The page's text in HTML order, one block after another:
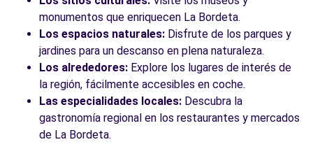
monumentos que enriquecen La Bordeta.
Los espacios naturales: Disfrute de los parques y
jardines para un descanso en plena naturaleza.
Los alrededores: Explore los lugares de interés de
la región, fácilmente accesibles en coche.
Las especialidades locales: Descubra la
gastronomía regional en los restaurantes y mercados
de La Bordeta.